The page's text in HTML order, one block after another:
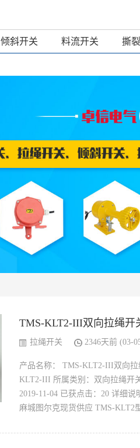
倾斜开关 料流开关 撕
TMS-KLT2-III双向拉绳开
拉绳开关 2346天前 (03-
产品名称： TMS-KLT2-III双向
KLT2-III 所属类别：双向拉绳开
2019-11-04 已获点击：20 详细
麻城图尔克现货供应 TMS-KLT2